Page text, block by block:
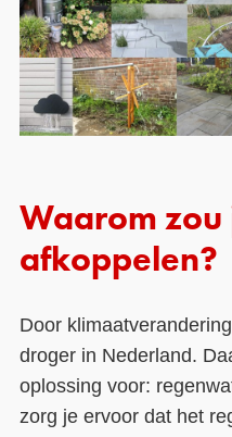
Waarom
afkoppelen?
Door
droger in Nederland.
oplossing voor:
zorg je ervoor dat het